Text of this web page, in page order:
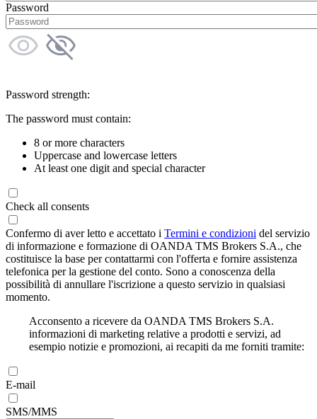
Password
Password strength:
The password must contain:
8 or more characters
Uppercase and lowercase letters
At least one digit and special character
Check all consents
Confermo di aver letto e accettato i Termini e condizioni del servizio
di informazione e formazione di OANDA TMS Brokers S.A., che
costituisce la base per contattarmi con l'offerta e fornire assistenza
telefonica per la gestione del conto. Sono a conoscenza della
possibilità di annullare l'iscrizione a questo servizio in qualsiasi
momento.
Acconsento a ricevere da OANDA TMS Brokers S.A.
informazioni di marketing relative a prodotti e servizi, ad
esempio notizie e promozioni, ai recapiti da me forniti tramite:
E-mail
SMS/MMS